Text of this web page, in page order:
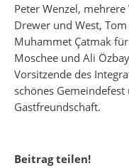
Peter Wenzel,
Drewer und West,
Muhammet Çatmak
Moschee und Ali
Vorsitzende des
schönes
Gastfreundschaft.
Beitrag teilen!